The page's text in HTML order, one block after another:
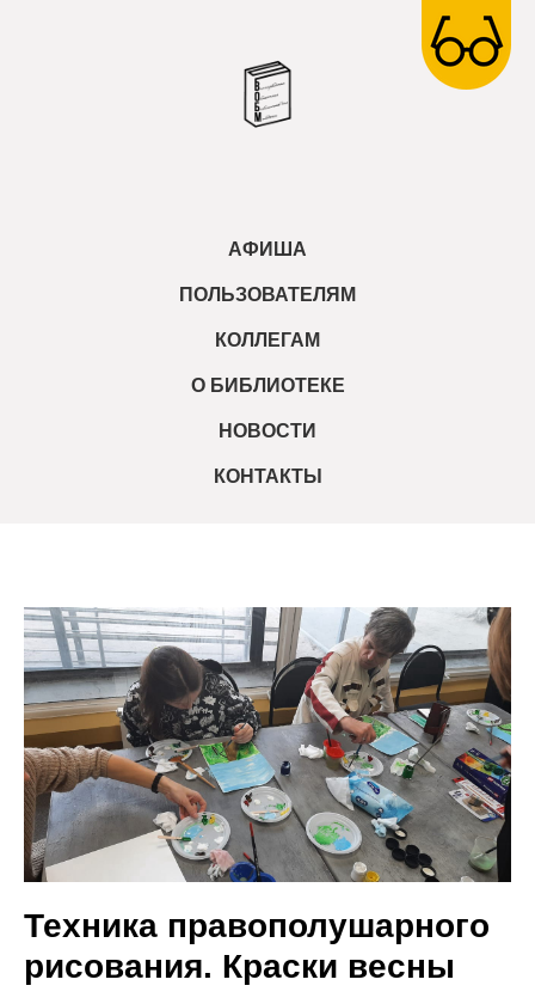
АФИША
ПОЛЬЗОВАТЕЛЯМ
КОЛЛЕГАМ
О БИБЛИОТЕКЕ
НОВОСТИ
КОНТАКТЫ
Техника правополушарного
рисования. Краски весны